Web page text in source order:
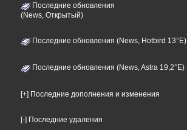
Последние обновления
(News, Открытый)
Последние обновления (News, Hotbird 13°E)
Последние обновления (News, Astra 19,2°E)
[+] Последние дополнения и изменения
[-] Последние удаления